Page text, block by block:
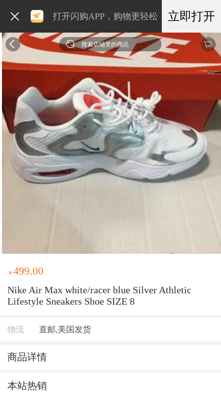
打开闪购APP，购物更轻松 立即打开
￥ 499.00
Nike Air Max white/racer blue Silver Athletic
Lifestyle Sneakers Shoe SIZE 8
物流 直邮,美国发货
商品详情
本站热销